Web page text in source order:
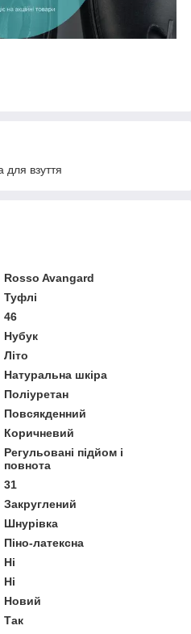
для взуття
Rosso Avangard
Туфлі
46
Нубук
Літо
Натуральна шкіра
Поліуретан
Повсякденний
Коричневий
Регульовані підйом і
повнота
31
Закруглений
Шнурівка
Піно-латексна
Ні
Ні
Новий
Так